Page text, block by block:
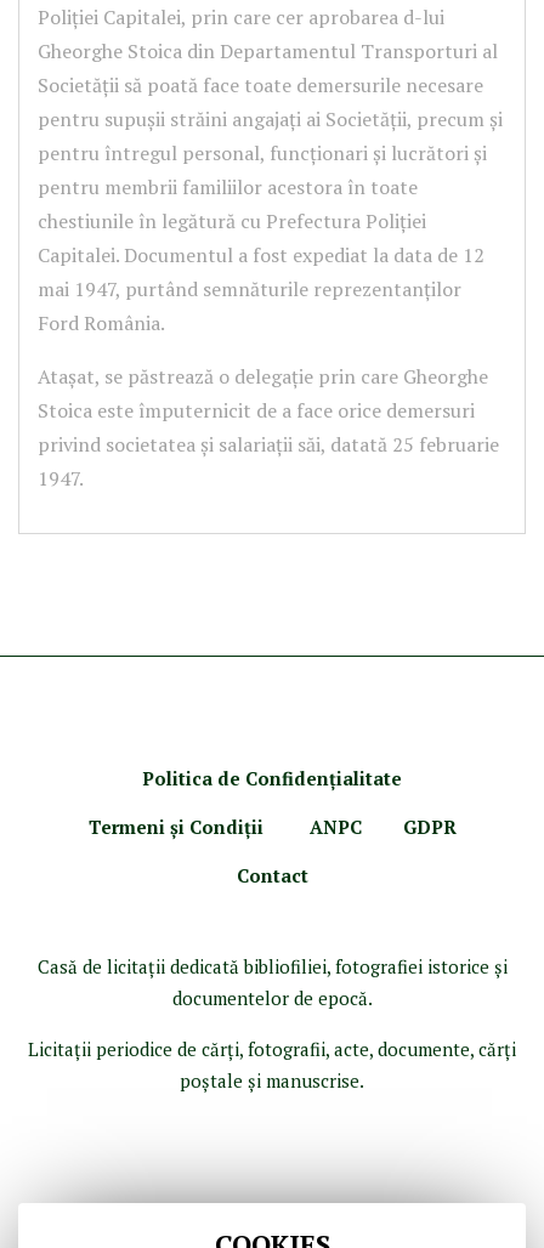
Poliției Capitalei, prin care cer aprobarea d-lui
Gheorghe Stoica din Departamentul Transporturi al
Societății să poată face toate demersurile necesare
pentru supușii străini angajați ai Societății, precum și
pentru întregul personal, funcționari și lucrători și
pentru membrii familiilor acestora în toate
chestiunile în legătură cu Prefectura Poliției
Capitalei. Documentul a fost expediat la data de 12
mai 1947, purtând semnăturile reprezentanților
Ford România.
Atașat, se păstrează o delegație prin care Gheorghe
Stoica este împuternicit de a face orice demersuri
privind societatea și salariații săi, datată 25 februarie
1947.
Politica de Confidenţialitate
Termeni şi Condiţii
ANPC
GDPR
Contact
Casă de licitaţii dedicată bibliofiliei, fotografiei istorice şi
documentelor de epocă.
Licitaţii periodice de cărţi, fotografii, acte, documente, cărţi
poştale şi manuscrise.